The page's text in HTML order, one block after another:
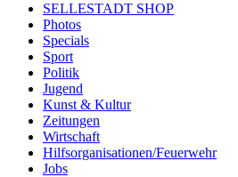
SELLESTADT SHOP
Photos
Specials
Sport
Politik
Jugend
Kunst & Kultur
Zeitungen
Wirtschaft
Hilfsorganisationen/Feuerwehr
Jobs